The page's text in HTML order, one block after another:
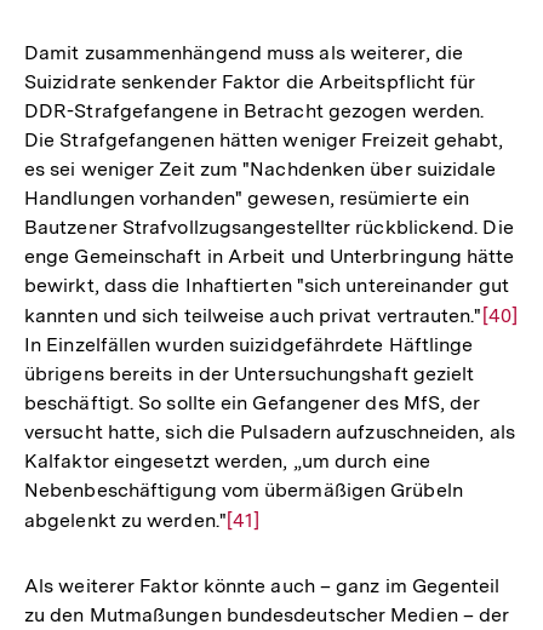
Damit zusammenhängend muss als weiterer, die
Suizidrate senkender Faktor die Arbeitspflicht für
DDR-Strafgefangene in Betracht gezogen werden.
Die Strafgefangenen hätten weniger Freizeit gehabt,
es sei weniger Zeit zum "Nachdenken über suizidale
Handlungen vorhanden" gewesen, resümierte ein
Bautzener Strafvollzugsangestellter rückblickend. Die
enge Gemeinschaft in Arbeit und Unterbringung hätte
bewirkt, dass die Inhaftierten "sich untereinander gut
kannten und sich teilweise auch privat vertrauten." Zur
[40]
In Einzelfällen wurden suizidgefährdete Häftlinge
übrigens bereits in der Untersuchungshaft gezielt
beschäftigt. So sollte ein Gefangener des MfS, der
versucht hatte, sich die Pulsadern aufzuschneiden, als
Kalfaktor eingesetzt werden, „um durch eine
Nebenbeschäftigung vom übermäßigen Grübeln
abgelenkt zu werden."Zur
der
Fußnote
[41]
Als weiterer Faktor könnte auch – ganz im Gegenteil
zu den Mutmaßungen bundesdeutscher Medien – der